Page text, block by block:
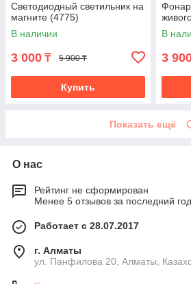
Светодиодный светильник на
магните (4775)
В наличии
3 000 ₸ 5 900 ₸
Купить
В
3
Показать ещё
О нас
Рейтинг не сформирован
Менее 5 отзывов за последний год
Работает с 28.07.2017
г. Алматы
ул. Панфилова 20, Алматы,